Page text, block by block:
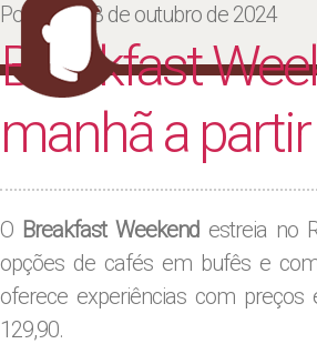
Posted on3 de outubro de 2024
Breakfast
manhã a
O Breakfast Weekend estreia no
opções de cafés em bufês e
oferece experiências com preços
129,90.